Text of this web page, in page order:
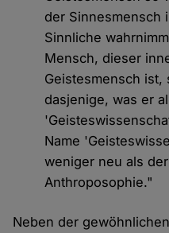
der Sinnesmensch
Sinnliche
Mensch, dieser
Geistesmensch ist,
dasjenige, was er
Name
weniger neu als
Anthroposophie."
Neben der